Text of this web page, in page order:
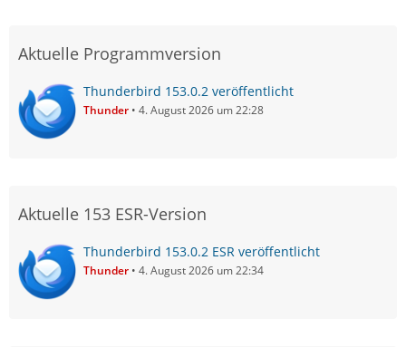
Aktuelle Programmversion
Thunderbird 153.0.2 veröffentlicht
Thunder 4. August 2026 um 22:28
Aktuelle 153 ESR-Version
Thunderbird 153.0.2 ESR veröffentlicht
Thunder 4. August 2026 um 22:34